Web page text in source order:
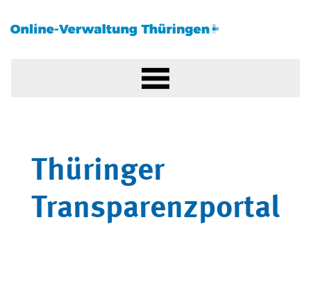
Thüringer
Transparenzportal